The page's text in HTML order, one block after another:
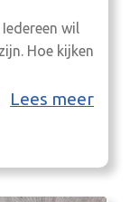
wil
Hoe kijken
Lees meer